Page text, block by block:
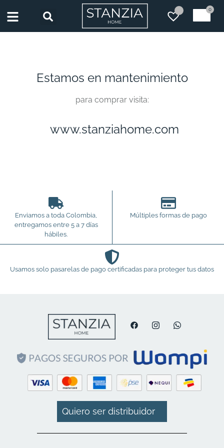
0
Estamos en mantenimiento
para comprar visita:
www.stanziahome.com
Enviamos a toda Colombia,
entregamos entre 5 a 7 días
hábiles.
Múltiples formas de pago
Usamos solo pasarelas de pago certificadas para proteger tus datos
Quiero ser distribuidor